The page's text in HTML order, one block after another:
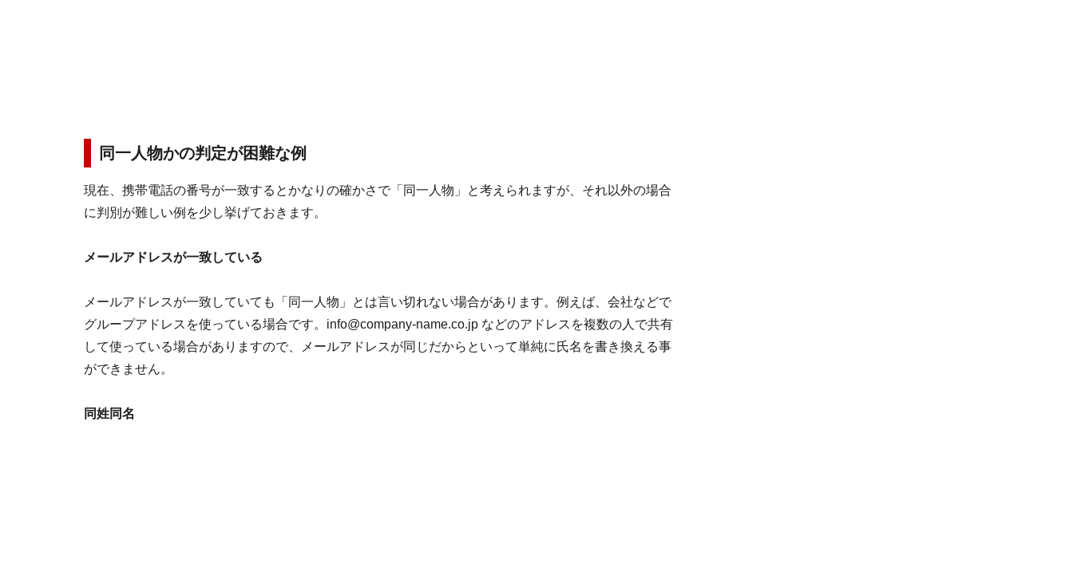
同一人物かの判定が困難な例
現在、携帯電話の番号が一致するとかなりの確かさで「同一人物」と考えられますが、それ以外の場合
に判別が難しい例を少し挙げておきます。
メールアドレスが一致している
メールアドレスが一致していても「同一人物」とは言い切れない場合があります。例えば、会社などで
グループアドレスを使っている場合です。info@company-name.co.jp などのアドレスを複数の人で共有
して使っている場合がありますので、メールアドレスが同じだからといって単純に氏名を書き換える事
ができません。
同姓同名